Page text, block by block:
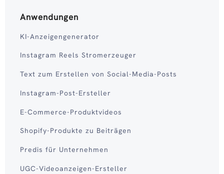
Anwendungen
KI-Anzeigengenerator
Instagram Reels Stromerzeuger
Text zum Erstellen von Social-Media-Posts
Instagram-Post-Ersteller
E-Commerce-Produktvideos
Shopify-Produkte zu Beiträgen
Predis für Unternehmen
UGC-Videoanzeigen-Ersteller